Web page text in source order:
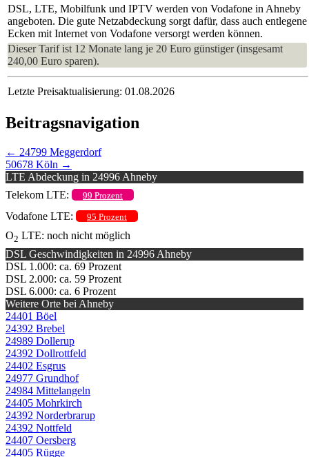
DSL, LTE, Mobilfunk und IPTV werden von Vodafone in Ahneby
angeboten. Die gute Netzabdeckung sorgt dafür, dass auch entlegene
Ecken mit Internet von Vodafone versorgt werden können.
Dieser Tarif ist 12 Monate lang je 20 Euro günstiger (insgesamt
240,00 Euro sparen).
Letzte Preisaktualisierung: 01.08.2026
Beitragsnavigation
← 24799 Meggerdorf
50678 Köln →
LTE Abdeckung in 24996 Ahneby
Telekom LTE:
99 Prozent
Vodafone LTE: 95 Prozent
O2 LTE: noch nicht möglich
DSL Geschwindigkeiten in 24996 Ahneby
DSL 1.000: ca. 69 Prozent
DSL 2.000: ca. 59 Prozent
DSL 6.000: ca. 6 Prozent
Weitere Orte bei Ahneby
24401 Böel
24392 Brebel
24989 Dollerup
24392 Dollrottfeld
24402 Esgrus
24977 Grundhof
24984 Mittelangeln
24405 Mohrkirch
24392 Norderbrarup
24392 Nottfeld
24407 Oersberg
24405 Rügge